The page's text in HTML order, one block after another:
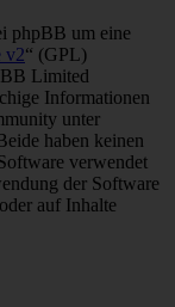
phpBB um eine
v2“ (GPL)
Limited
Informationen
unter
haben keinen
verwendet
der Software
auf Inhalte